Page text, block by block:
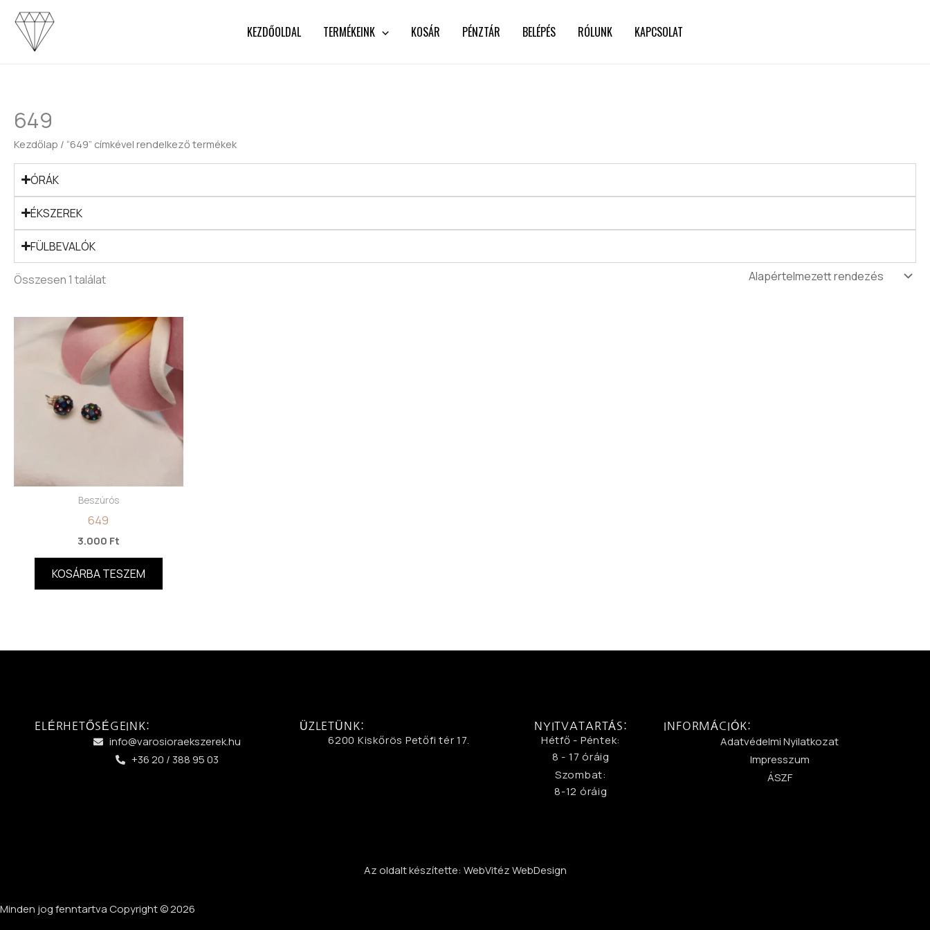
Skip
content
KEZDŐOLDAL TERMÉKEINK KOSÁR PÉNZTÁR BELÉPÉS RÓLUNK KAPCSOLAT
649
Kezdőlap / “649” címkével rendelkező termékek
ÓRÁK
ÉKSZEREK
FÜLBEVALÓK
Összesen 1 találat
Beszúrós
649
3.000 Ft
KOSÁRBA TESZEM
ELÉRHETŐSÉGEINK:
info@varosioraekszerek.hu
+36 20 / 388 95 03
ÜZLETÜNK:
6200 Kiskőrös Petőfi tér 17.
NYITVATARTÁS:
Hétfő - Péntek:
8 - 17 óráig
Szombat:
8-12 óráig
INFORMÁCIÓK:
Adatvédelmi Nyilatkozat
Impresszum
ÁSZF
Az oldalt készítette: WebVitéz WebDesign
Minden jog fenntartva Copyright © 2026